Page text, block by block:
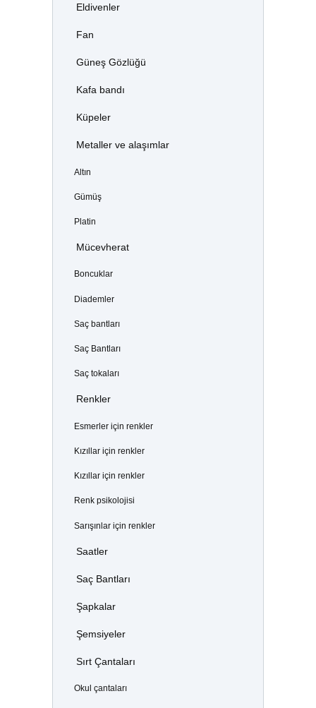
Eldivenler
Fan
Güneş Gözlüğü
Kafa bandı
Küpeler
Metaller ve alaşımlar
Altın
Gümüş
Platin
Mücevherat
Boncuklar
Diademler
Saç bantları
Saç Bantları
Saç tokaları
Renkler
Esmerler için renkler
Kızıllar için renkler
Kızıllar için renkler
Renk psikolojisi
Sarışınlar için renkler
Saatler
Saç Bantları
Şapkalar
Şemsiyeler
Sırt Çantaları
Okul çantaları